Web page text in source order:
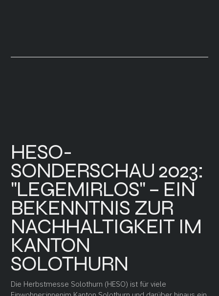
HESO-
SONDERSCHAU 2023:
"LEGEMIRLOS" – EIN
BEKENNTNIS ZUR
NACHHALTIGKEIT IM
KANTON
SOLOTHURN
Die Herbstmesse Solothurn (HESO) ist für viele